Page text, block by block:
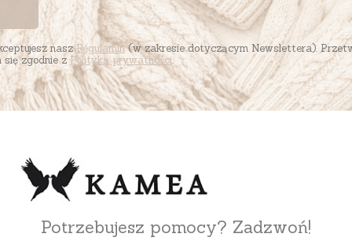
naszRegulamin(w zakresie dotyczącym Newslettera).
się zgodnie zPolityką prywatności.
Potrzebujesz pomocy? Zadzwoń!